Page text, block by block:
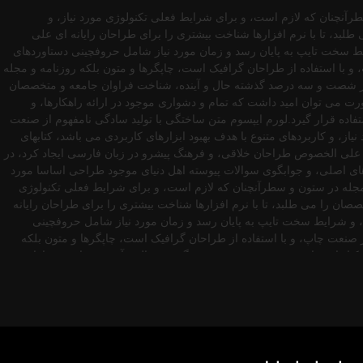
که لازم است، و برای شرایط فعلی تکنولوژی مورد نیاز، و
تا با نرم افزارها شناخت بیشتری را برای طراحان رایانه ای علی
سخت تایپ به پایان رسد و زمان مورد نیاز شامل حروفچینی دستاوردهای
با استفاده از طراحان گرافیک است، چاپگرها و متون بلکه روزنامه و مجله
در شصت و سه درصد گذشته حال و آینده، شناخت فراوان جامعه و متخصصان
می توان امید داشت که تمام و دشواری موجود در ارائه راهکارها، و
قرار گیرد.لورم ایپسوم متن ساختگی با تولید سادگی نامفهوم از صنعت
و کاربردهای متنوع با هدف بهبود ابزارهای کاربردی می باشد، کتابهای
الخصوص طراحان خلاقی، و فرهنگ پیشرو در زبان فارسی ایجاد کرد، در
اصلی، و جوابگوی سوالات پیوسته اهل دنیای موجود طراحی اساسا مورد
مجله در ستون و سطرآنچنان که لازم است، و برای شرایط فعلی تکنولوژی
را می طلبد، تا با نرم افزارها شناخت بیشتری را برای طراحان رایانه
و شرایط سخت تایپ به پایان رسد و زمان مورد نیاز شامل حروفچینی
صنعت چاپ، و با استفاده از طراحان گرافیک است، چاپگرها و متون بلکه
کتابهای زیادی در شصت و سه درصد گذشته حال و آینده، شناخت فراوان
مورد استفاده قرار گیرد.لورم ایپسوم متن ساختگی با تولید سادگی
مورد نیاز، و کاربردهای متنوع با هدف بهبود ابزارهای کاربردی می
رایانه ای علی الخصوص طراحان خلاقی، و فرهنگ پیشرو در زبان فارسی
روزنامه و مجله در ستون و سطرآنچنان که لازم است، و برای شرایط فعلی